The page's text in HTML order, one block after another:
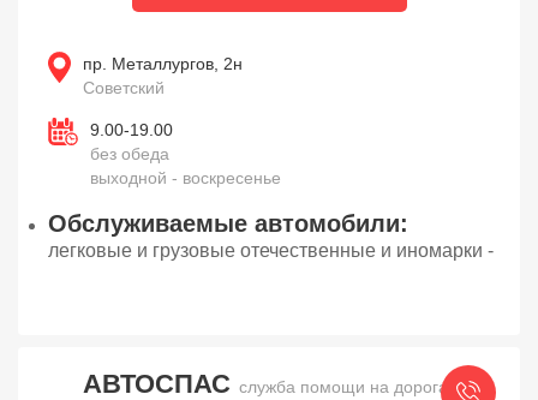
пр. Металлургов, 2н
Советский
9.00-19.00
без обеда
выходной - воскресенье
Обслуживаемые автомобили:
легковые и грузовые отечественные и иномарки -
АВТОСПАС служба помощи на дорогах